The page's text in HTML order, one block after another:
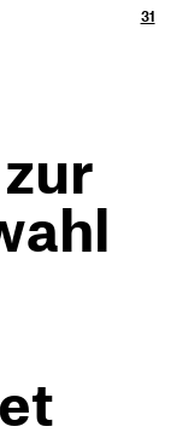
31